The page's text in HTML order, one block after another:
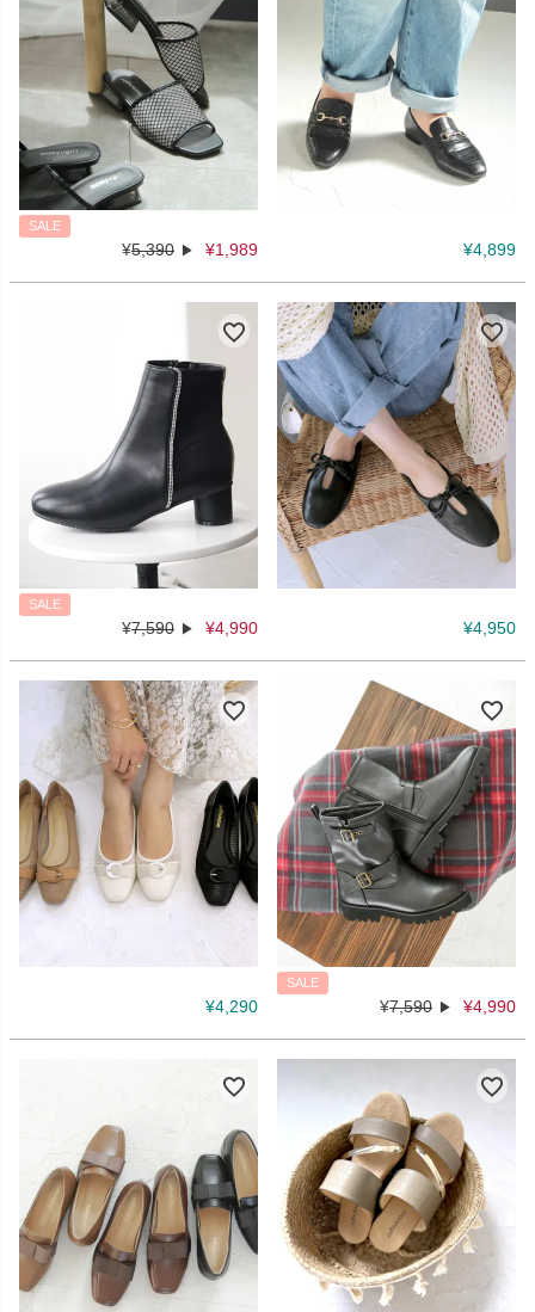
SALE
¥5,390 ¥1,989 ¥4,899
SALE
¥7,590 ¥4,990 ¥4,950
¥4,290
SALE
¥7,590 ¥4,990